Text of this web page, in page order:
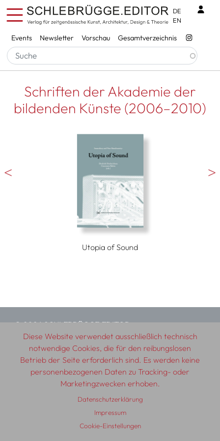
Direkt zum Inhalt
Services
Events Newsletter Vorschau Gesamtverzeichnis
DE
EN
Schriften der Akademie der
bildenden Künste (2006–2010)
Utopia of Sound
© 2026 SCHLEBRÜGGE.EDITOR
Über uns Textautor:innen AGB
Impressum
Datenschutzerklärung
Auslieferung Kontakt
Diese Website verwendet ausschließlich technisch
notwendige Cookies, die für den reibungslosen
Betrieb der Seite erforderlich sind. Es werden keine
personenbezogenen Daten zu Tracking- oder
Marketingzwecken erhoben.
Datenschutzerklärung
Impressum
Cookie-Einstellungen